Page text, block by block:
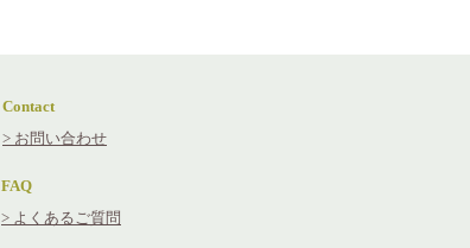
Contact
> お問い合わせ
FAQ
> よくあるご質問